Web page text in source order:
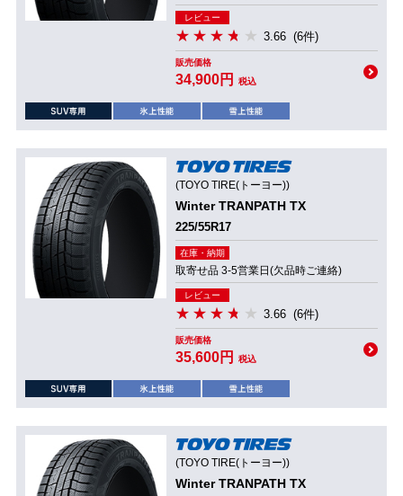
レビュー
3.66 (6件)
販売価格
34,900円 税込
(TOYO TIRE(トーヨー))
Winter TRANPATH TX
225/55R17
在庫・納期
取寄せ品 3-5営業日(欠品時ご連絡)
レビュー
3.66 (6件)
販売価格
35,600円 税込
(TOYO TIRE(トーヨー))
Winter TRANPATH TX